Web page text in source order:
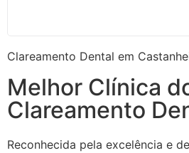
Clareamento Dental em
Melhor Clínica
Clareamento
Reconhecida pela excelência e